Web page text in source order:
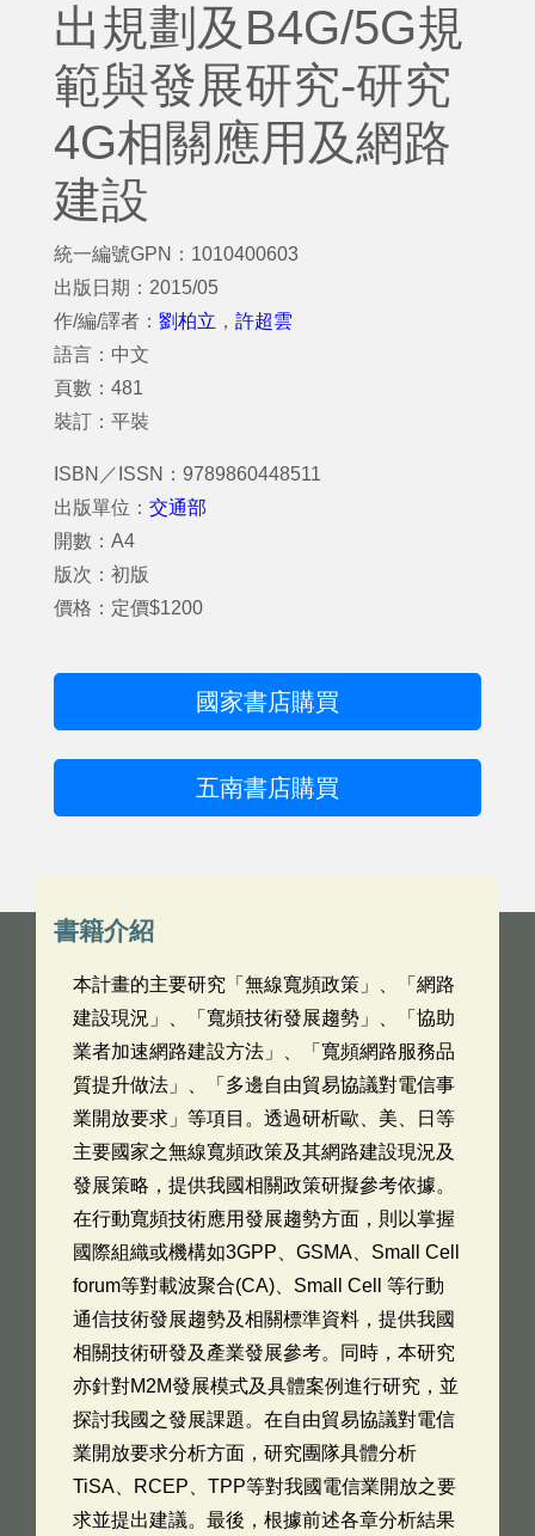
出規劃及B4G/5G規
範與發展研究-研究
4G相關應用及網路
建設
統一編號GPN：1010400603
出版日期：2015/05
作/編/譯者： 劉柏立 ， 許超雲
語言：中文
頁數：481
裝訂：平裝
ISBN／ISSN：9789860448511
出版單位： 交通部
開數：A4
版次：初版
價格：定價$1200
國家書店購買
五南書店購買
書籍介紹
本計畫的主要研究「無線寬頻政策」、「網路
建設現況」、「寬頻技術發展趨勢」、「協助
業者加速網路建設方法」、「寬頻網路服務品
質提升做法」、「多邊自由貿易協議對電信事
業開放要求」等項目。透過研析歐、美、日等
主要國家之無線寬頻政策及其網路建設現況及
發展策略，提供我國相關政策研擬參考依據。
在行動寬頻技術應用發展趨勢方面，則以掌握
國際組織或機構如3GPP、GSMA、Small Cell
forum等對載波聚合(CA)、Small Cell 等行動
通信技術發展趨勢及相關標準資料，提供我國
相關技術研發及產業發展參考。同時，本研究
亦針對M2M發展模式及具體案例進行研究，並
探討我國之發展課題。在自由貿易協議對電信
業開放要求分析方面，研究團隊具體分析
TiSA、RCEP、TPP等對我國電信業開放之要
求並提出建議。最後，根據前述各章分析結果